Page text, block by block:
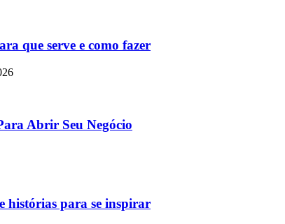
que serve e como fazer
Abrir Seu Negócio
histórias para se inspirar